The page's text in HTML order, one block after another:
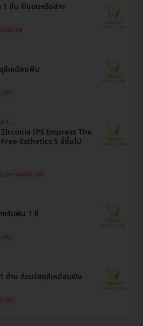
1 ชิ้น ฟันบนหรือล่าง
ะหยัด 1%
สีเหมือนฟัน
2%
HD ออกค่าประเมินให้! สูงสุด 1000 บ.
Zirconia IPS Empress The
Esthetics 5 ซี่ขึ้นไป
บาท ประหยัด 24%
หรับฟัน 1 ซี่
3%
ด้าน ด้วยวัสดุสีเหมือนฟัน
10%